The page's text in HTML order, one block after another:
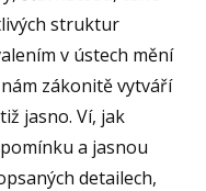
struktur
v ústech mění
zákonitě vytváří
jasno. Ví, jak
a jasnou
detailech,